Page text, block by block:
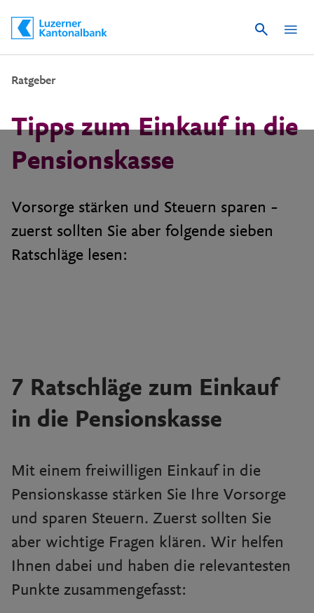
Suche
Ratgeber
Tipps zum Einkauf in die
Pensionskasse
Vorsorge stärken und Steuern sparen –
zuerst sollten Sie aber folgende sieben
Ratschläge lesen:
7 Ratschläge zum Einkauf
in die Pensionskasse
Mit einem freiwilligen Einkauf in die
Pensionskasse stärken Sie Ihre Vorsorge
und sparen Steuern. Zuerst sollten Sie
aber wichtige Fragen klären. Wir helfen
Ihnen dabei und haben die relevantesten
Punkte zusammengefasst: